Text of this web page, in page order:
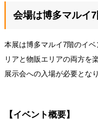
会場は博多マルイ
本展は博多マルイ7階のイ
リアと物販エリアの両方を
展示会への入場が必要となり
【イベント概要】